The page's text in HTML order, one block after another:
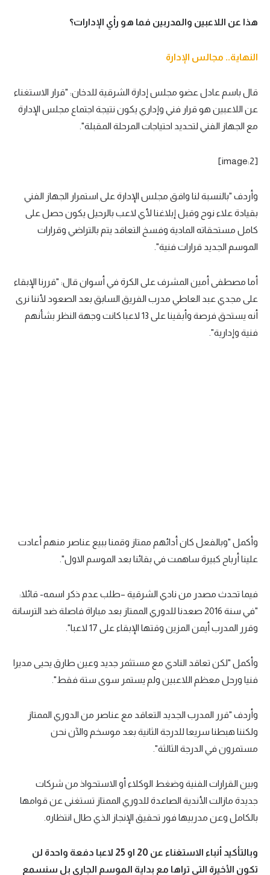
هذا عن اللاعبين والمدربين فما هو رأي الإدارات؟
النهاية.. مجالس الإدارة
قال باسم عادل عضو مجلس إدارة الشرقية للدخان: "قرار الاستغناء
عن اللاعبين هو قرار فني وإداري يكون نتيجة اجتماع مجلس الإدارة
مع الجهاز الفني لتحديد احتياجات المرحلة المقبلة".
[image:2]
وأردف "بالنسبة لنا وافق مجلس الإدارة على استمرار الجهاز الفني
بقيادة علاء نوح وقبل إبلاغنا لأي لاعب بالرحيل يكون حصل على
كامل مستحقاته المادية وفسخ التعاقد يتم بالتراضي وقرارات
الموسم الجديد قرارات فنية".
أما مصطفى أمين المشرف على الكرة في أسوان قال: "قررنا الإبقاء
على مجدي عبد العاطي مدرب الفريق السابق بعد الصعود لأننا نرى
أنه يستحق فرصة وأبقينا على 13 لاعبا كانت وجهة النظر بشأنهم
فنية وإدارية".
وأكمل "وبالفعل كان أدائهم ممتاز وقمنا ببيع عناصر منهم أعادت
علينا أرباح كبيرة ساهمت في بقائنا بعد الموسم الاول".
فيما تحدث مصدر من نادي الشرقية –طلب عدم ذكر اسمه- قائلا:
"في سنة 2016 صعدنا للدوري الممتاز بعد مباراة فاصلة ضد الترسانة
وقرر المدرب أيمن المزين وقتها الإبقاء على 17 لاعبا".
وأكمل "لكن تعاقد النادي مع مستثمر جديد وعين طارق يحيى مديرا
فنيا ورحل معظم اللاعبين ولم يستمر سوى ستة فقط".
وأردف "قرر المدرب الجديد التعاقد مع عناصر من الدوري الممتاز
ولكننا هبطنا سريعا للدرجة الثانية بعد موسخم والآن نحن
مستمرون في الدرجة الثالثة".
وبين القرارات الفنية وضغط الوكلاء أو الاستحواذ من شركات
جديدة مازالت الأندية الصاعدة للدوري الممتاز تستغنى عن قوامها
بالكامل وعن مدربيها فور تحقيق الإنجاز الذي طال انتظاره.
وبالتأكيد أنباء الاستغناء عن 20 او 25 لاعبا دفعة واحدة لن
تكون الأخيرة التي تراها مع بداية الموسم الجاري بل سنسمع